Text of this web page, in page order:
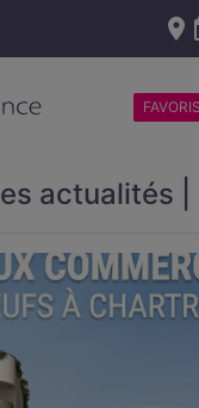
FAVORIS
actualités